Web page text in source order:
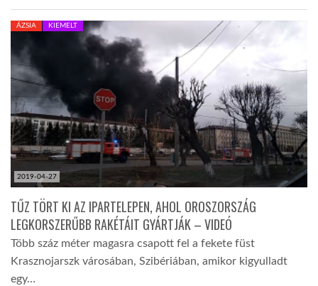
2019-04-27
ÁZSIA KIEMELT
TŰZ TÖRT KI AZ IPARTELEPEN, AHOL OROSZORSZÁG
LEGKORSZERŰBB RAKÉTÁIT GYÁRTJÁK – VIDEÓ
Több száz méter magasra csapott fel a fekete füst
Krasznojarszk városában, Szibériában, amikor kigyulladt
egy…